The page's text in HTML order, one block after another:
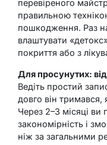
перевіреного
правильною
пошкодження. Раз
влаштувати
покриття або з
Для просунутих:
Ведіть простий
довго він тримався,
Через 2–3 місяці
закономірність і
ніж за загальними